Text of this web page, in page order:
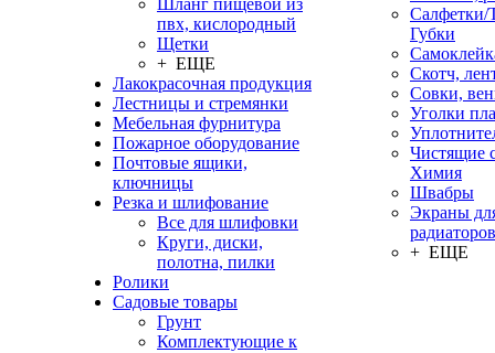
Шланг пищевой из
пвх, кислородный
Щетки
+ ЕЩЕ
Лакокрасочная продукция
Лестницы и стремянки
Мебельная фурнитура
Пожарное оборудование
Почтовые ящики,
ключницы
Резка и шлифование
Все для шлифовки
Круги, диски,
полотна, пилки
Ролики
Садовые товары
Грунт
Комплектующие к
Салфетки/
Губки
Скотч,
Совки,
Уголки
Чистящие
Химия
Швабры
Экраны
радиаторов
+ ЕЩЕ